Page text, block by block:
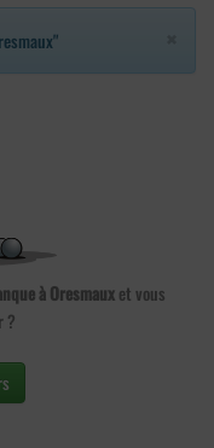
à Oresmauxet vous
?